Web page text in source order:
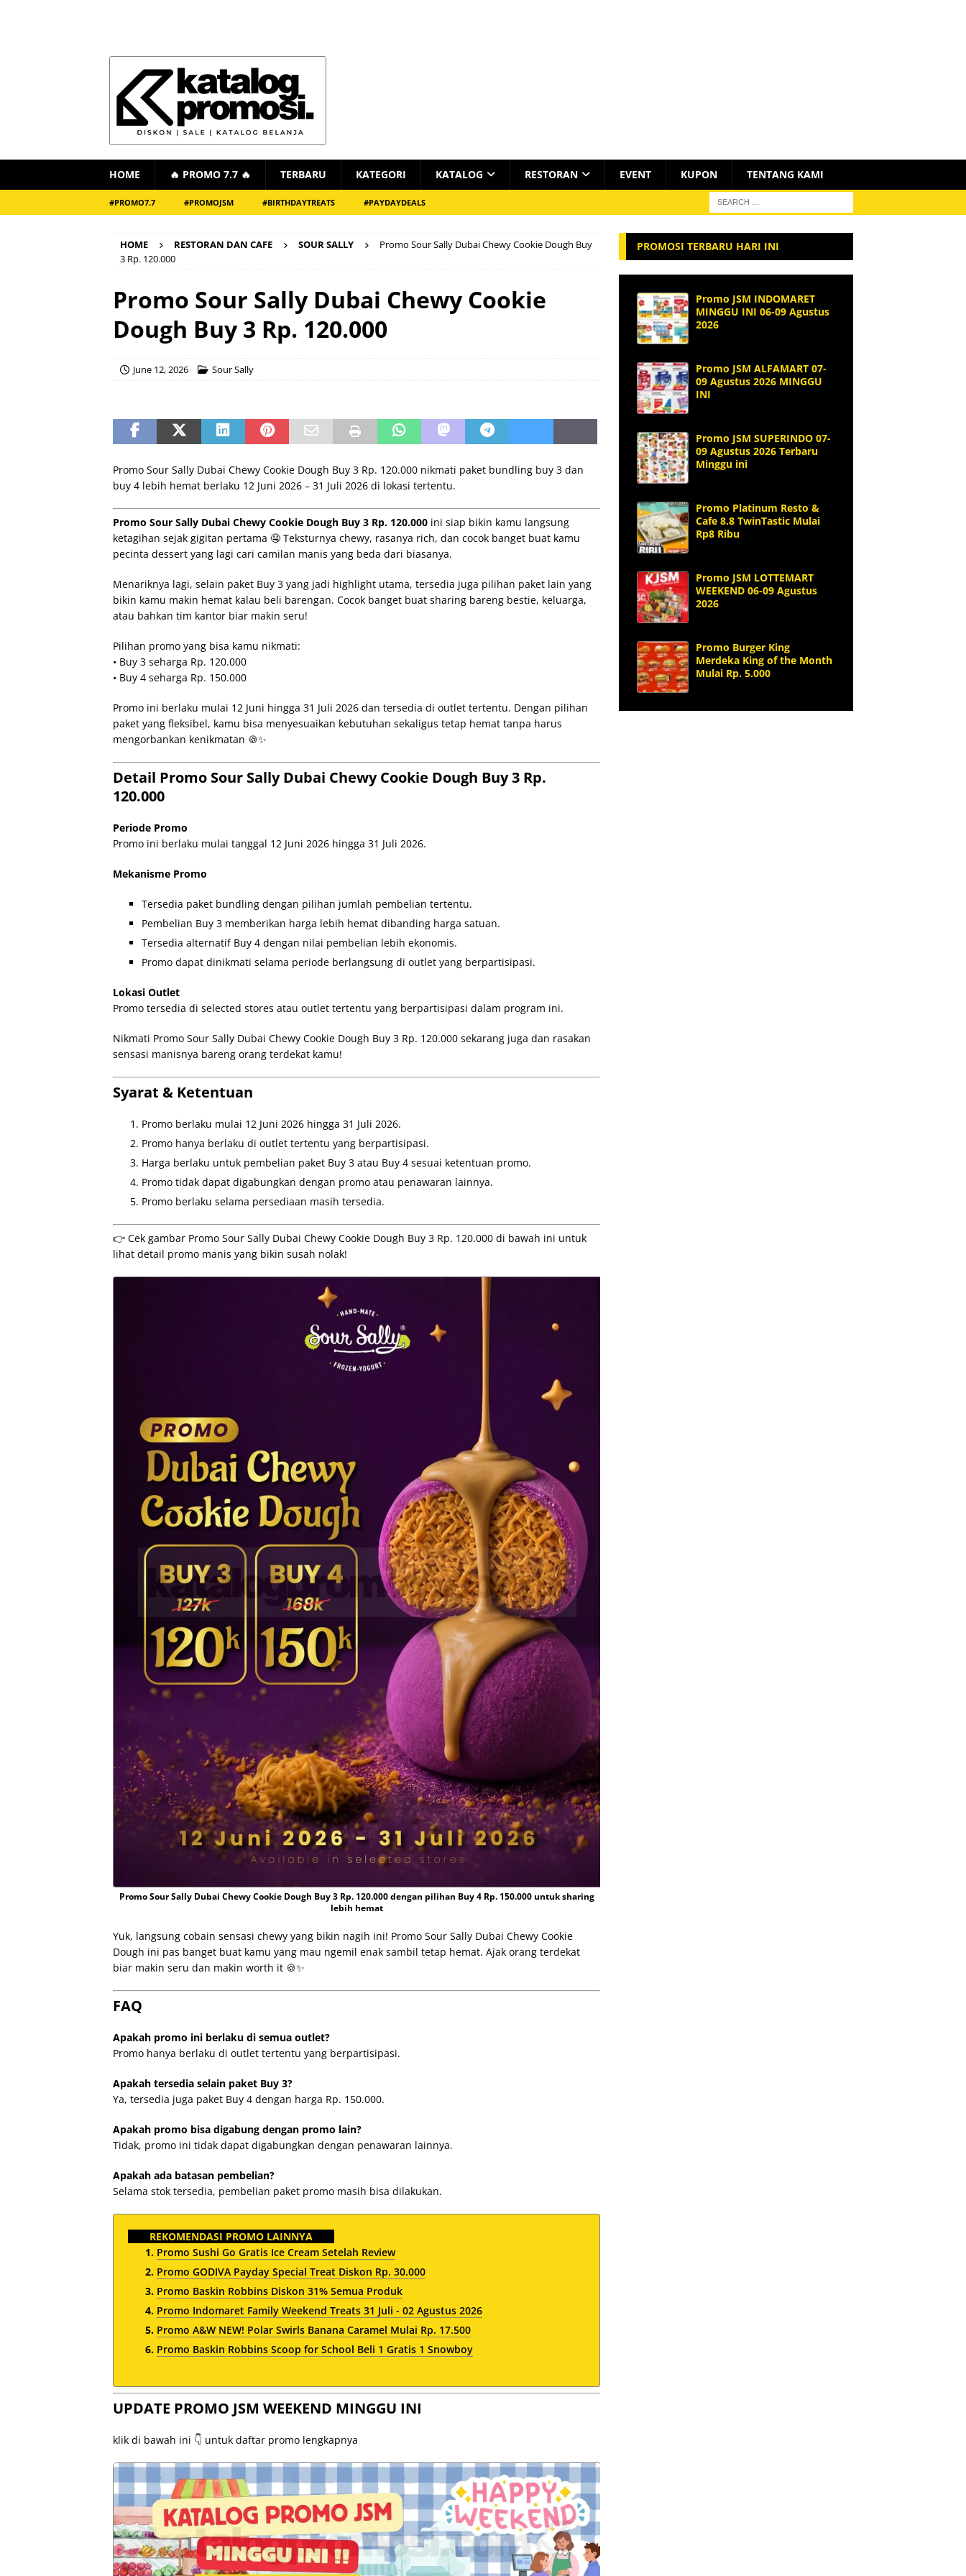
HOME 🔥 PROMO 7.7 🔥 TERBARU KATEGORI KATALOG RESTORAN EVENT KUPON TENTANG KAMI
#PROMO7.7 #PROMOJSM #BIRTHDAYTREATS #PAYDAYDEALS
HOME RESTORAN DAN CAFE SOUR SALLY
Promo Sour Sally Dubai Chewy Cookie Dough Buy
3 Rp. 120.000
Promo Sour Sally Dubai Chewy Cookie
Dough Buy 3 Rp. 120.000
June 12, 2026 Sour Sally
Promo Sour Sally Dubai Chewy Cookie Dough Buy 3 Rp. 120.000 nikmati paket bundling buy 3 dan
buy 4 lebih hemat berlaku 12 Juni 2026 – 31 Juli 2026 di lokasi tertentu.
Promo Sour Sally Dubai Chewy Cookie Dough Buy 3 Rp. 120.000 ini siap bikin kamu langsung
ketagihan sejak gigitan pertama 🤤 Teksturnya chewy, rasanya rich, dan cocok banget buat kamu
pecinta dessert yang lagi cari camilan manis yang beda dari biasanya.
Menariknya lagi, selain paket Buy 3 yang jadi highlight utama, tersedia juga pilihan paket lain yang
bikin kamu makin hemat kalau beli barengan. Cocok banget buat sharing bareng bestie, keluarga,
atau bahkan tim kantor biar makin seru!
Pilihan promo yang bisa kamu nikmati:
• Buy 3 seharga Rp. 120.000
• Buy 4 seharga Rp. 150.000
Promo ini berlaku mulai 12 Juni hingga 31 Juli 2026 dan tersedia di outlet tertentu. Dengan pilihan
paket yang fleksibel, kamu bisa menyesuaikan kebutuhan sekaligus tetap hemat tanpa harus
mengorbankan kenikmatan 🍪✨
Detail Promo Sour Sally Dubai Chewy Cookie Dough Buy 3 Rp.
120.000
Periode Promo
Promo ini berlaku mulai tanggal 12 Juni 2026 hingga 31 Juli 2026.
Mekanisme Promo
Tersedia paket bundling dengan pilihan jumlah pembelian tertentu.
Pembelian Buy 3 memberikan harga lebih hemat dibanding harga satuan.
Tersedia alternatif Buy 4 dengan nilai pembelian lebih ekonomis.
Promo dapat dinikmati selama periode berlangsung di outlet yang berpartisipasi.
Lokasi Outlet
Promo tersedia di selected stores atau outlet tertentu yang berpartisipasi dalam program ini.
Nikmati Promo Sour Sally Dubai Chewy Cookie Dough Buy 3 Rp. 120.000 sekarang juga dan rasakan
sensasi manisnya bareng orang terdekat kamu!
Syarat & Ketentuan
Promo berlaku mulai 12 Juni 2026 hingga 31 Juli 2026.
Promo hanya berlaku di outlet tertentu yang berpartisipasi.
Harga berlaku untuk pembelian paket Buy 3 atau Buy 4 sesuai ketentuan promo.
Promo tidak dapat digabungkan dengan promo atau penawaran lainnya.
Promo berlaku selama persediaan masih tersedia.
👉 Cek gambar Promo Sour Sally Dubai Chewy Cookie Dough Buy 3 Rp. 120.000 di bawah ini untuk
lihat detail promo manis yang bikin susah nolak!
Promo Sour Sally Dubai Chewy Cookie Dough Buy 3 Rp. 120.000 dengan pilihan Buy 4 Rp. 150.000 untuk sharing
lebih hemat
Yuk, langsung cobain sensasi chewy yang bikin nagih ini! Promo Sour Sally Dubai Chewy Cookie
Dough ini pas banget buat kamu yang mau ngemil enak sambil tetap hemat. Ajak orang terdekat
biar makin seru dan makin worth it 🍪✨
FAQ
Apakah promo ini berlaku di semua outlet?
Promo hanya berlaku di outlet tertentu yang berpartisipasi.
Apakah tersedia selain paket Buy 3?
Ya, tersedia juga paket Buy 4 dengan harga Rp. 150.000.
Apakah promo bisa digabung dengan promo lain?
Tidak, promo ini tidak dapat digabungkan dengan penawaran lainnya.
Apakah ada batasan pembelian?
Selama stok tersedia, pembelian paket promo masih bisa dilakukan.
REKOMENDASI PROMO LAINNYA
Promo Sushi Go Gratis Ice Cream Setelah Review
Promo GODIVA Payday Special Treat Diskon Rp. 30.000
Promo Baskin Robbins Diskon 31% Semua Produk
Promo Indomaret Family Weekend Treats 31 Juli - 02 Agustus 2026
Promo A&W NEW! Polar Swirls Banana Caramel Mulai Rp. 17.500
Promo Baskin Robbins Scoop for School Beli 1 Gratis 1 Snowboy
UPDATE PROMO JSM WEEKEND MINGGU INI
klik di bawah ini 👇 untuk daftar promo lengkapnya
PROMOSI TERBARU HARI INI
Promo JSM INDOMARET
MINGGU INI 06-09 Agustus
2026
Promo JSM ALFAMART 07-
09 Agustus 2026 MINGGU
INI
Promo JSM SUPERINDO 07-
09 Agustus 2026 Terbaru
Minggu ini
Promo Platinum Resto &
Cafe 8.8 TwinTastic Mulai
Rp8 Ribu
Promo JSM LOTTEMART
WEEKEND 06-09 Agustus
2026
Promo Burger King
Merdeka King of the Month
Mulai Rp. 5.000